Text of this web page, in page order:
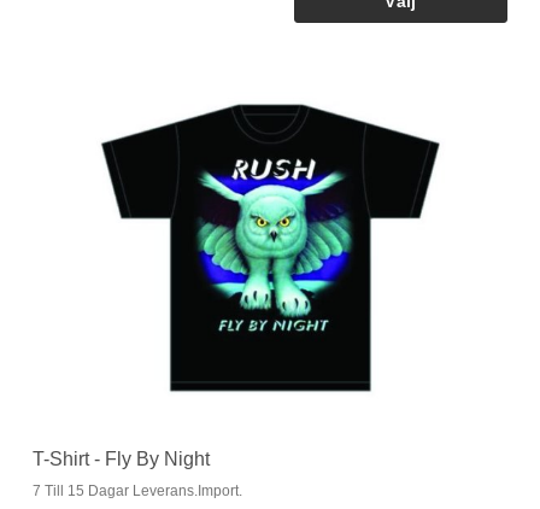
T-Shirt - Fly By Night
7 Till 15 Dagar Leverans.Import.